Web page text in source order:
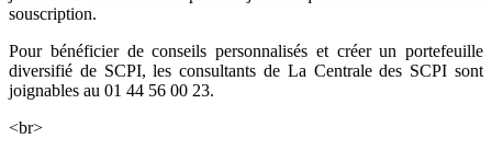
souscription.
Pour bénéficier de conseils personnalisés et créer un portefeuille
diversifié de SCPI, les consultants de La Centrale des SCPI sont
joignables au 01 44 56 00 23.
<br>